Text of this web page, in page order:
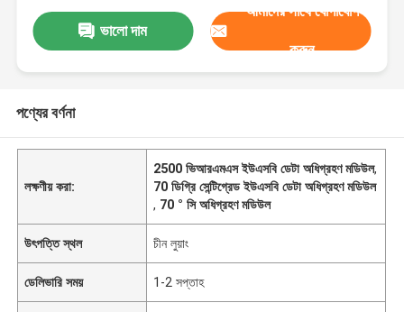
ভালো দাম
আমাদের সাথে যোগাযোগ
করুন
পণ্যের বর্ণনা
লক্ষণীয় করা:
2500 ভিআরএমএস ইউএসবি ডেটা অধিগ্রহণ মডিউল,
70 ডিগ্রি সেন্টিগ্রেড ইউএসবি ডেটা অধিগ্রহণ মডিউল
, 70 ° সি অধিগ্রহণ মডিউল
উৎপত্তি স্থল চীন লুয়াং
ডেলিভারি সময় 1-2 সপ্তাহ